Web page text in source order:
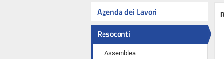
Agenda dei Lavori
Resoconti
Assemblea